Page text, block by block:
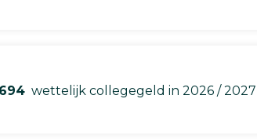
wettelijk collegegeld in 2026 / 2027